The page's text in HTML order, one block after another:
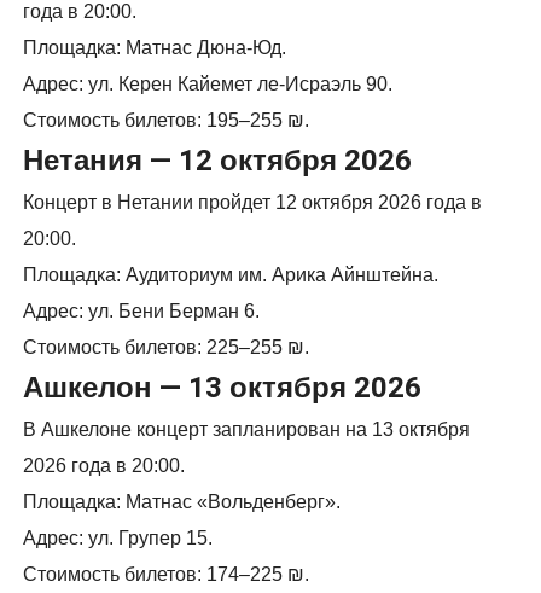
года в 20:00.
Площадка: Матнас Дюна-Юд.
Адрес: ул. Керен Кайемет ле-Исраэль 90.
Стоимость билетов: 195–255 ₪.
Нетания — 12 октября 2026
Концерт в Нетании пройдет 12 октября 2026 года в
20:00.
Площадка: Аудиториум им. Арика Айнштейна.
Адрес: ул. Бени Берман 6.
Стоимость билетов: 225–255 ₪.
Ашкелон — 13 октября 2026
В Ашкелоне концерт запланирован на 13 октября
2026 года в 20:00.
Площадка: Матнас «Вольденберг».
Адрес: ул. Групер 15.
Стоимость билетов: 174–225 ₪.